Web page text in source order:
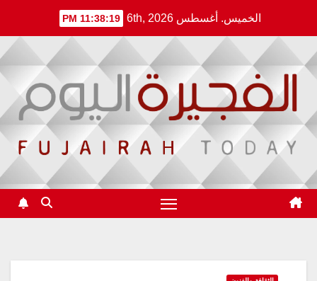
content
الخميس. أغسطس 6th, 2026 11:38:19 PM